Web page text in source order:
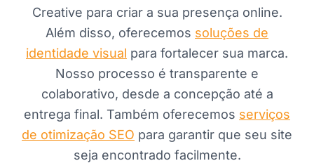
Creative para criar a sua presença online.
Além disso, oferecemos soluções de
identidade visual para fortalecer sua marca.
Nosso processo é transparente e
colaborativo, desde a concepção até a
entrega final. Também oferecemos serviços
de otimização SEO para garantir que seu site
seja encontrado facilmente.